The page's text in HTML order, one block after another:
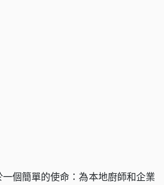
個簡單的使命：為本地廚師和企業